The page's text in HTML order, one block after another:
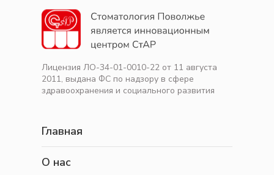
Лицензия ЛО-34-01-0010-22 от 11 августа
2011, выдана ФС по надзору в сфере
здравоохранения и социального развития
Главная
О нас